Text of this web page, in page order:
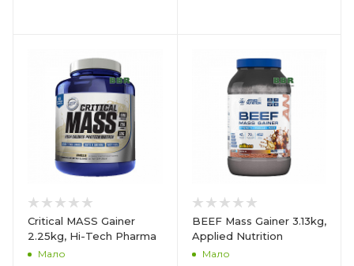
Critical MASS Gainer
2.25kg, Hi-Tech Pharma
Мало
BEEF Mass Gainer 3.13kg,
Applied Nutrition
Мало